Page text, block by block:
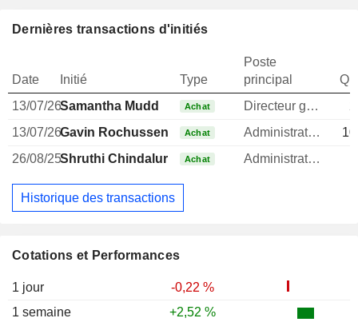
Cotations et Performances
1 jour
-0,22 %
1 semaine
+2,52 %
Dernières transactions d'initiés
Date Initié Type
Poste
principal
13/07/26Samantha Mudd Achat Directeur general
13/07/26Gavin Rochussen Achat Administrateur
26/08/25Shruthi Chindalur Achat Administrateur
Historique des transactions